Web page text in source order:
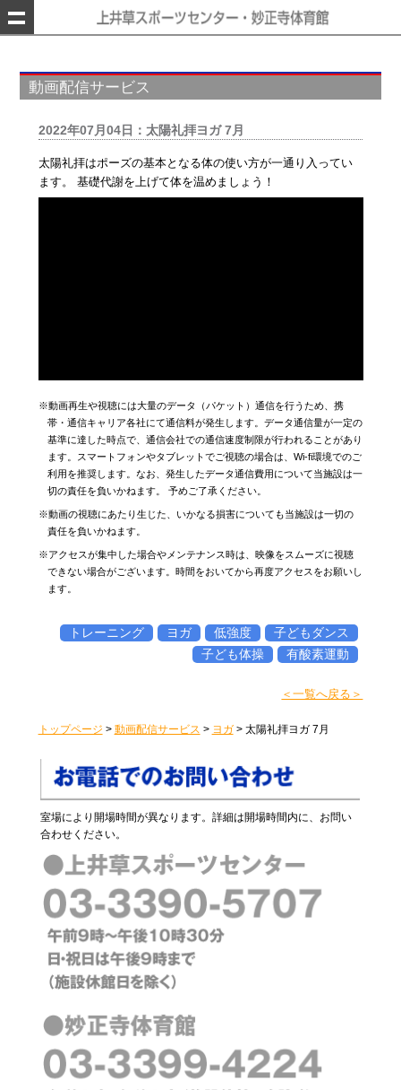
動画配信サービス
2022年07月04日：太陽礼拝ヨガ 7月
太陽礼拝はポーズの基本となる体の使い方が一通り入ってい
ます。 基礎代謝を上げて体を温めましょう！
※動画再生や視聴には大量のデータ（パケット）通信を行うため、携
帯・通信キャリア各社にて通信料が発生します。データ通信量が一定の
基準に達した時点で、通信会社での通信速度制限が行われることがあり
ます。スマートフォンやタブレットでご視聴の場合は、Wi-fi環境でのご
利用を推奨します。なお、発生したデータ通信費用について当施設は一
切の責任を負いかねます。 予めご了承ください。
※動画の視聴にあたり生じた、いかなる損害についても当施設は一切の
責任を負いかねます。
※アクセスが集中した場合やメンテナンス時は、映像をスムーズに視聴
できない場合がございます。時間をおいてから再度アクセスをお願いし
ます。
トレーニング ヨガ 低強度
子どもダンス
子ども体操
有酸素運動
＜一覧へ戻る＞
トップページ > 動画配信サービス > ヨガ> 太陽礼拝ヨガ 7月
室場により開場時間が異なります。詳細は開場時間内に、お問い
合わせください。